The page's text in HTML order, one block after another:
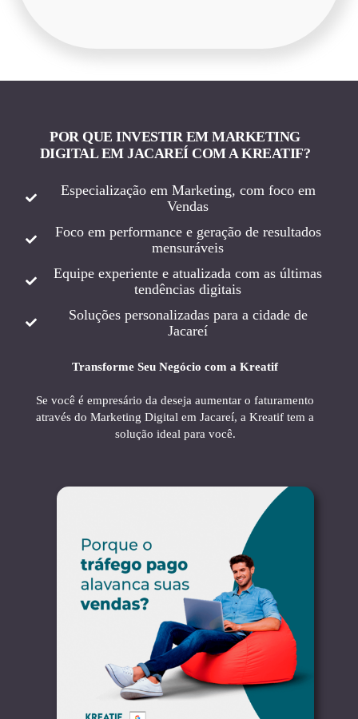
POR QUE INVESTIR EM MARKETING
DIGITAL EM JACAREÍ COM A KREATIF?
Especialização em Marketing, com foco em
Vendas
Foco em performance e geração de resultados
mensuráveis
Equipe experiente e atualizada com as últimas
tendências digitais
Soluções personalizadas para a cidade de
Jacareí
Transforme Seu Negócio com a Kreatif
Se você é empresário da deseja aumentar o faturamento
através do Marketing Digital em Jacareí, a Kreatif tem a
solução ideal para você.